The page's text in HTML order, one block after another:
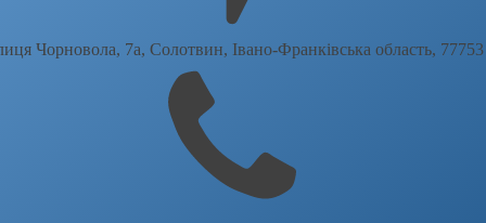
Чорновола, 7a, Солотвин, Івано-Франківська область, 77753